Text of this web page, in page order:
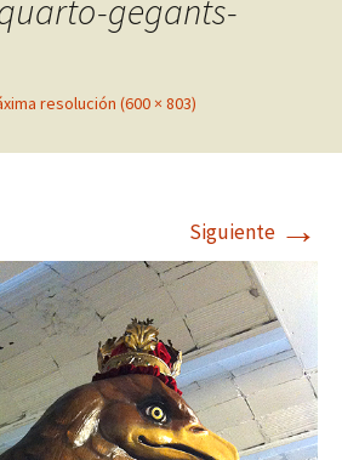
gegants-
resolución (600 × 803)
Siguiente →